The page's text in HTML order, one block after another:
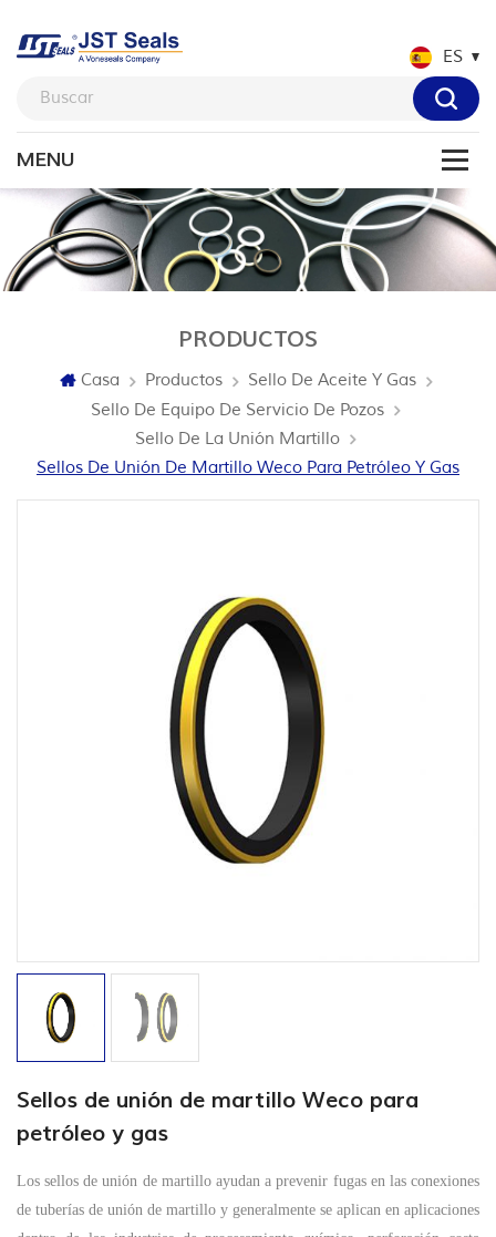
ES
PRODUCTOS
Casa Productos
Sello De Aceite Y Gas
Sello De Equipo De Servicio De Pozos
Sello De La Unión Martillo
Sellos De Unión De Martillo Weco Para Petróleo Y Gas
Sellos de unión de martillo Weco para
petróleo y gas
Los sellos de unión de martillo ayudan a prevenir fugas en las conexiones
de tuberías de unión de martillo y generalmente se aplican en aplicaciones